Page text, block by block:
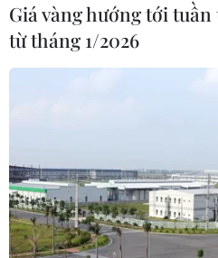
Tháo gỡ "điểm nghẽn" dữ
tế tăng tốc chuyển đổi số
Bộ Y tế ban hành Kế hoạch
thương tích giai đoạn
04/08/2026 07:41
Giá vàng hướng tới
từ tháng 1/2026